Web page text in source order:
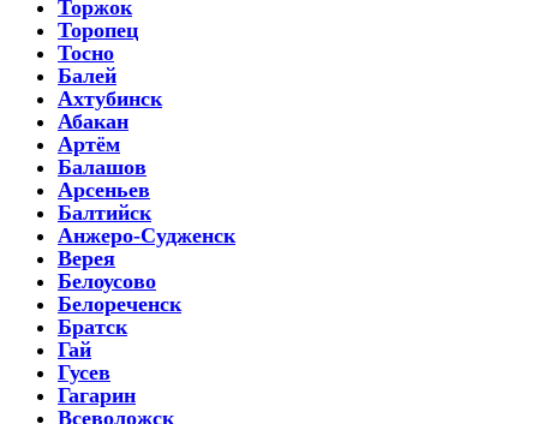
Торжок
Торопец
Тосно
Балей
Ахтубинск
Абакан
Артём
Балашов
Арсеньев
Балтийск
Анжеро-Судженск
Верея
Белоусово
Белореченск
Братск
Гай
Гусев
Гагарин
Всеволожск